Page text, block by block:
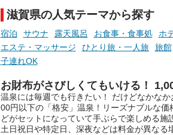
滋賀県の人気テーマから探す
宿泊 サウナ 露天風呂 お食事・食事処 ホ
エステ・マッサージ
ひとり旅・一人旅 旅館
子連れOK
お財布がさびしくてもいける！
温泉には毎週でも行きたい！ だけどなかな
00円以下の「格安」温泉！リーズナブルな
どがセットになっていて手ぶらで楽しめる施
土日祝日や特定日、深夜などは料金が異なる